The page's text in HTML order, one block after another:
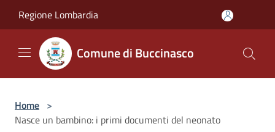
Regione Lombardia
Comune di Buccinasco
Home >
Nasce un bambino: i primi documenti del neonato